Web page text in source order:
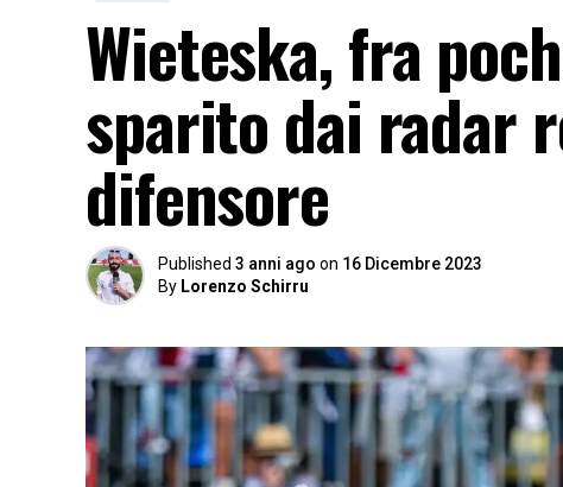
Wieteska, fra
sparito dai radar
difensore
Published 3 anni ago on 16 Dicembre 2023
By Lorenzo Schirru